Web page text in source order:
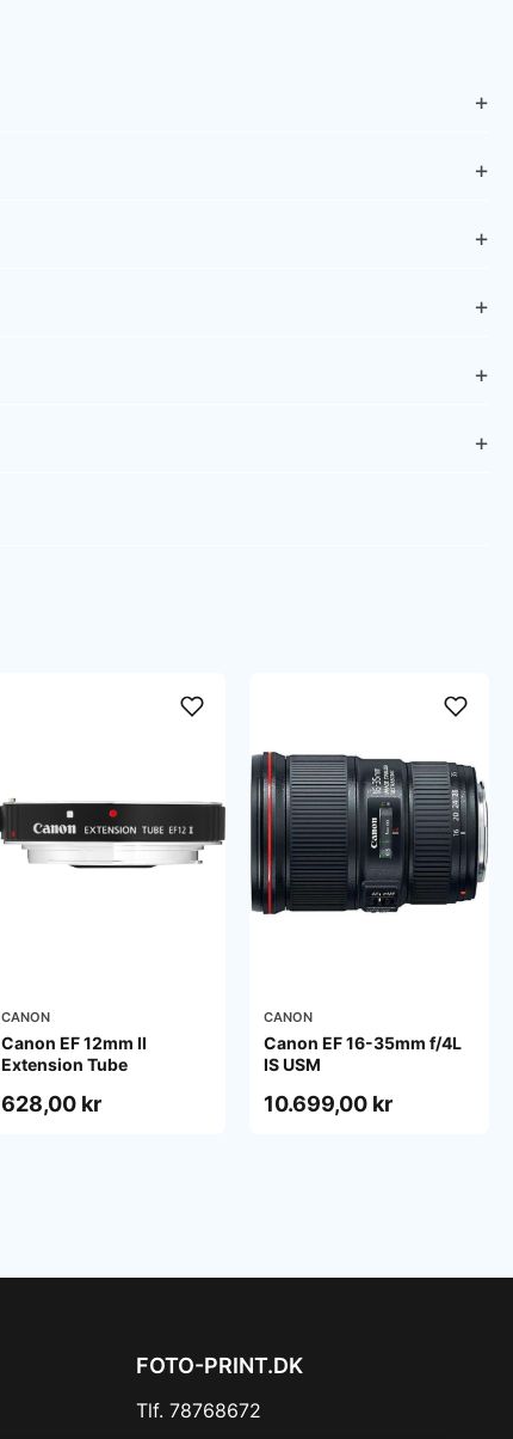
CANON
Canon EF 12mm II
Extension Tube
628,00 kr
CANON
Canon EF 16-35mm f/4L
IS USM
10.699,00 kr
FOTO-PRINT.DK
Tlf. 78768672